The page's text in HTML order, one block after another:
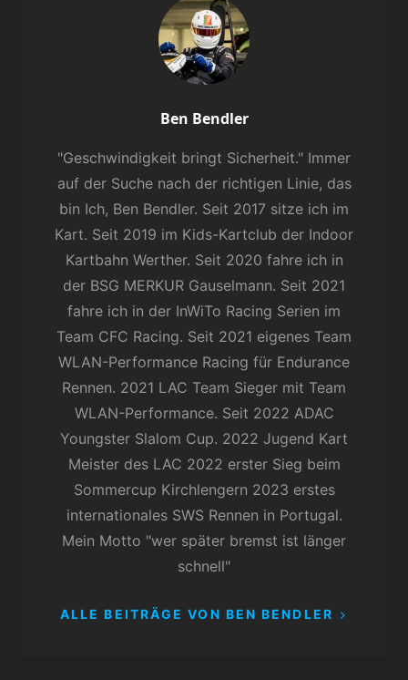
Author:
Ben Bendler
"Geschwindigkeit bringt Sicherheit." Immer
auf der Suche nach der richtigen Linie, das
bin Ich, Ben Bendler. Seit 2017 sitze ich im
Kart. Seit 2019 im Kids-Kartclub der Indoor
Kartbahn Werther. Seit 2020 fahre ich in
der BSG MERKUR Gauselmann. Seit 2021
fahre ich in der InWiTo Racing Serien im
Team CFC Racing. Seit 2021 eigenes Team
WLAN-Performance Racing für Endurance
Rennen. 2021 LAC Team Sieger mit Team
WLAN-Performance. Seit 2022 ADAC
Youngster Slalom Cup. 2022 Jugend Kart
Meister des LAC 2022 erster Sieg beim
Sommercup Kirchlengern 2023 erstes
internationales SWS Rennen in Portugal.
Mein Motto "wer später bremst ist länger
schnell"
ALLE BEITRÄGE VON BEN BENDLER